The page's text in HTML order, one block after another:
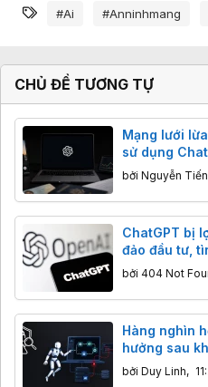
Từ khóa
#ai #anninhmang
CHỦ ĐỀ TƯƠNG TỰ
Mạng lưới
sử dụng
bởi Nguyễn
ChatGPT bị
đảo đầu tư,
bởi 404 Not
Hàng nghìn
hưởng sau
nghiêm trọng
bởi Duy Linh,